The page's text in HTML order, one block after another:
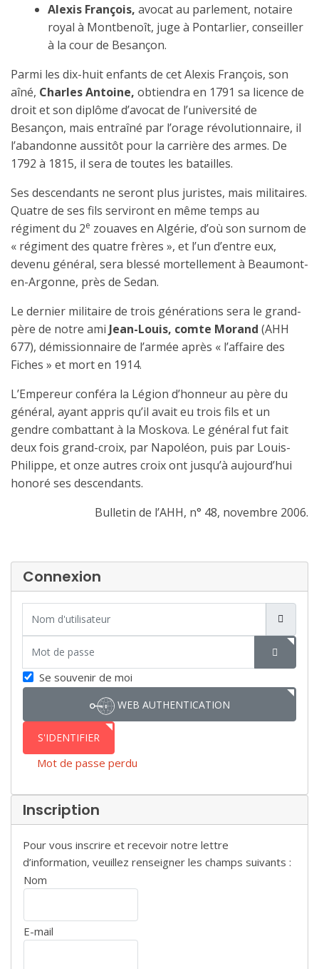
Alexis François, avocat au parlement, notaire
royal à Montbenoît, juge à Pontarlier, conseiller
à la cour de Besançon.
Parmi les dix-huit enfants de cet Alexis François, son
aîné, Charles Antoine, obtiendra en 1791 sa licence de
droit et son diplôme d’avocat de l’université de
Besançon, mais entraîné par l’orage révolutionnaire, il
l’abandonne aussitôt pour la carrière des armes. De
1792 à 1815, il sera de toutes les batailles.
Ses descendants ne seront plus juristes, mais militaires.
Quatre de ses fils serviront en même temps au
régiment du 2e zouaves en Algérie, d’où son surnom de
« régiment des quatre frères », et l’un d’entre eux,
devenu général, sera blessé mortellement à Beaumont-
en-Argonne, près de Sedan.
Le dernier militaire de trois générations sera le grand-
père de notre ami Jean-Louis, comte Morand (AHH
677), démissionnaire de l’armée après « l’affaire des
Fiches » et mort en 1914.
L’Empereur conféra la Légion d’honneur au père du
général, ayant appris qu’il avait eu trois fils et un
gendre combattant à la Moskova. Le général fut fait
deux fois grand-croix, par Napoléon, puis par Louis-
Philippe, et onze autres croix ont jusqu’à aujourd’hui
honoré ses descendants.
Bulletin de l’AHH, n° 48, novembre 2006.
Connexion
SHOW
Se souvenir de moi
WEB AUTHENTICATION
S'IDENTIFIER
Mot de passe perdu
Inscription
Pour vous inscrire et recevoir notre lettre
d’information, veuillez renseigner les champs suivants :
Nom
E-mail